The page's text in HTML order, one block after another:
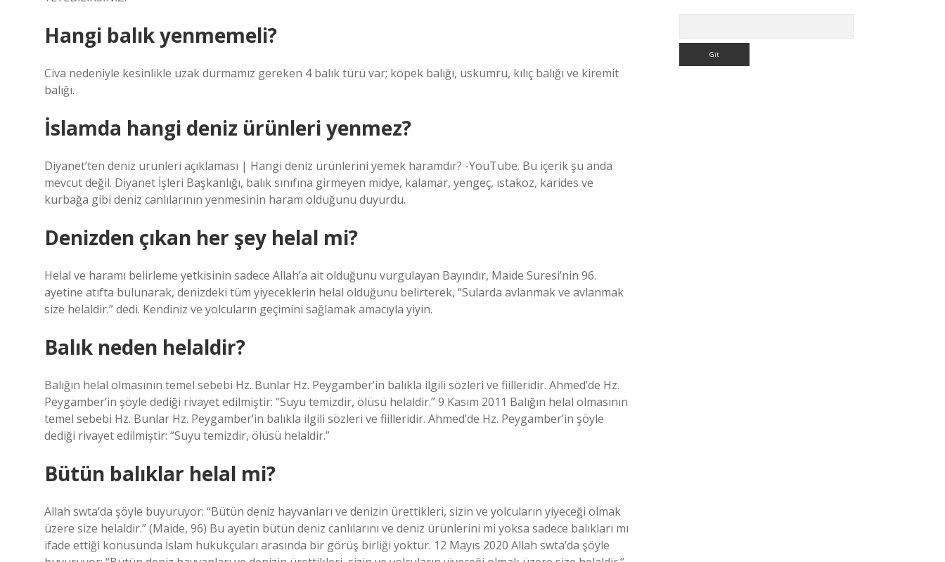
Hangi balık yenmemeli?
Civa nedeniyle kesinlikle uzak durmamız gereken 4 balık türü var; köpek balığı, uskumru, kılıç balığı ve kiremit
balığı.
İslamda hangi deniz ürünleri yenmez?
Diyanet’ten deniz ürünleri açıklaması | Hangi deniz ürünlerini yemek haramdır? -YouTube. Bu içerik şu anda
mevcut değil. Diyanet İşleri Başkanlığı, balık sınıfına girmeyen midye, kalamar, yengeç, ıstakoz, karides ve
kurbağa gibi deniz canlılarının yenmesinin haram olduğunu duyurdu.
Denizden çıkan her şey helal mi?
Helal ve haramı belirleme yetkisinin sadece Allah’a ait olduğunu vurgulayan Bayındır, Maide Suresi’nin 96.
ayetine atıfta bulunarak, denizdeki tüm yiyeceklerin helal olduğunu belirterek, “Sularda avlanmak ve avlanmak
size helaldir.” dedi. Kendiniz ve yolcuların geçimini sağlamak amacıyla yiyin.
Balık neden helaldir?
Balığın helal olmasının temel sebebi Hz. Bunlar Hz. Peygamber’in balıkla ilgili sözleri ve fiilleridir. Ahmed’de Hz.
Peygamber’in şöyle dediği rivayet edilmiştir: “Suyu temizdir, ölüsü helaldir.” 9 Kasım 2011 Balığın helal olmasının
temel sebebi Hz. Bunlar Hz. Peygamber’in balıkla ilgili sözleri ve fiilleridir. Ahmed’de Hz. Peygamber’in şöyle
dediği rivayet edilmiştir: “Suyu temizdir, ölüsü helaldir.”
Bütün balıklar helal mi?
Allah swta’da şöyle buyuruyor: “Bütün deniz hayvanları ve denizin ürettikleri, sizin ve yolcuların yiyeceği olmak
üzere size helaldir.” (Maide, 96) Bu ayetin bütün deniz canlılarını ve deniz ürünlerini mi yoksa sadece balıkları mı
ifade ettiği konusunda İslam hukukçuları arasında bir görüş birliği yoktur. 12 Mayıs 2020 Allah swta’da şöyle